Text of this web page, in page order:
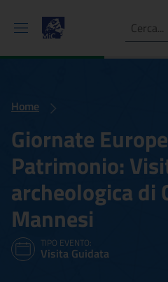
Ricerca
Home
Giornate
Patrimonio:
archeologica di
Mannesi
TIPO EVENTO:
Visita Guidata